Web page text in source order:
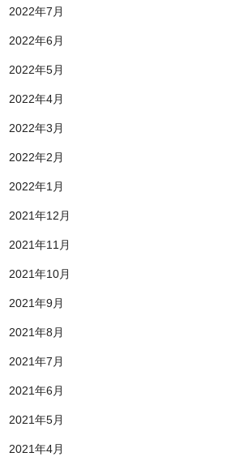
2022年7月
2022年6月
2022年5月
2022年4月
2022年3月
2022年2月
2022年1月
2021年12月
2021年11月
2021年10月
2021年9月
2021年8月
2021年7月
2021年6月
2021年5月
2021年4月